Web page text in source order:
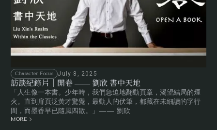
Character Focus July 8, 2025
訪談紀錄片｜開卷 —— 劉欣 書中天地
「人生像一本書。少年時，我們急迫地翻動頁章，渴望結局的煙
火。直到扉頁泛黃才驚覺，最動人的伏筆，都藏在未細讀的字行
間，而墨香早已隨風四散。」—— 劉欣
MORE